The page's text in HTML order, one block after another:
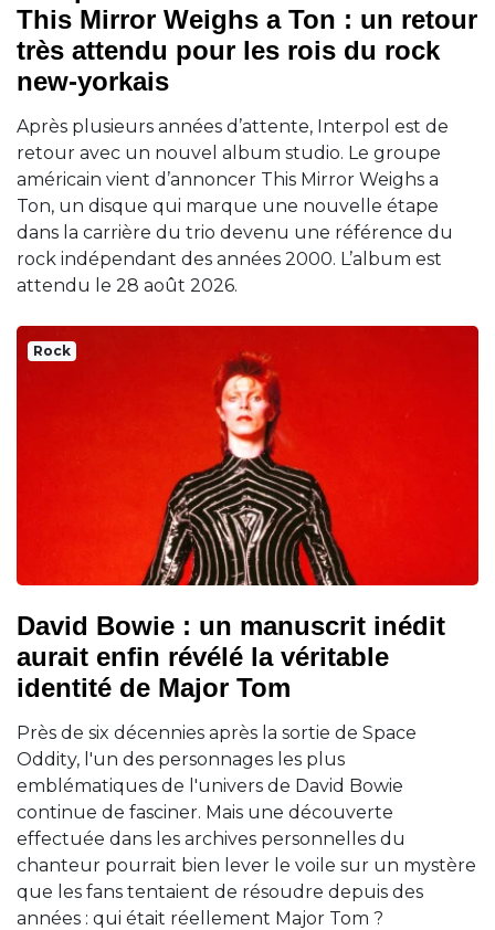
This Mirror Weighs a Ton : un retour
très attendu pour les rois du rock
new-yorkais
Après plusieurs années d’attente, Interpol est de
retour avec un nouvel album studio. Le groupe
américain vient d’annoncer This Mirror Weighs a
Ton, un disque qui marque une nouvelle étape
dans la carrière du trio devenu une référence du
rock indépendant des années 2000. L’album est
attendu le 28 août 2026.
Rock
David Bowie : un manuscrit inédit
aurait enfin révélé la véritable
identité de Major Tom
Près de six décennies après la sortie de Space
Oddity, l'un des personnages les plus
emblématiques de l'univers de David Bowie
continue de fasciner. Mais une découverte
effectuée dans les archives personnelles du
chanteur pourrait bien lever le voile sur un mystère
que les fans tentaient de résoudre depuis des
années : qui était réellement Major Tom ?